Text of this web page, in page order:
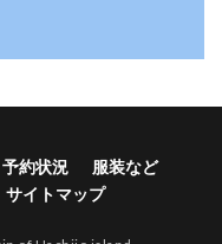
予約状況
服装など
サイトマップ